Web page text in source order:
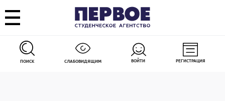
ПОИСК СЛАБОВИДЯЩИМ ВОЙТИ РЕГИСТРАЦИЯ